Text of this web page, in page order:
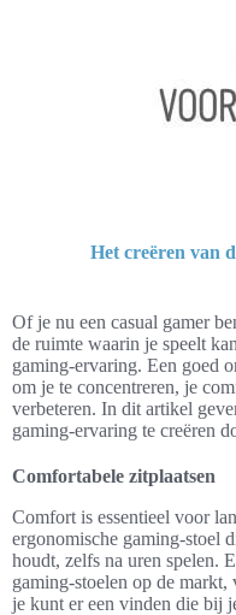
Het creëren van
Of je nu een casual gamer
de ruimte waarin je speelt
gaming-ervaring. Een goed
om je te concentreren, je
verbeteren. In dit artikel
gaming-ervaring te creëren
Comfortabele zitplaatsen
Comfort is essentieel voor
ergonomische gaming-stoel
houdt, zelfs na uren spelen.
gaming-stoelen op de markt,
je kunt er een vinden die bij